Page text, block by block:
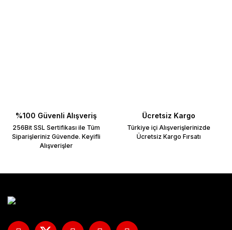
%100 Güvenli Alışveriş
256Bit SSL Sertifikası ile Tüm
Siparişleriniz Güvende. Keyifli
Alışverişler
Ücretsiz Kargo
Türkiye içi Alışverişlerinizde
Ücretsiz Kargo Fırsatı